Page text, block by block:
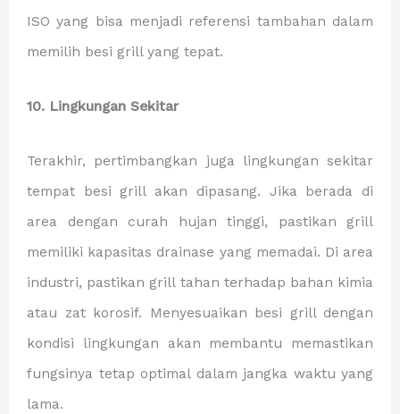
ISO yang bisa menjadi referensi tambahan dalam
memilih besi grill yang tepat.
10. Lingkungan Sekitar
Terakhir, pertimbangkan juga lingkungan sekitar
tempat besi grill akan dipasang. Jika berada di
area dengan curah hujan tinggi, pastikan grill
memiliki kapasitas drainase yang memadai. Di area
industri, pastikan grill tahan terhadap bahan kimia
atau zat korosif. Menyesuaikan besi grill dengan
kondisi lingkungan akan membantu memastikan
fungsinya tetap optimal dalam jangka waktu yang
lama.